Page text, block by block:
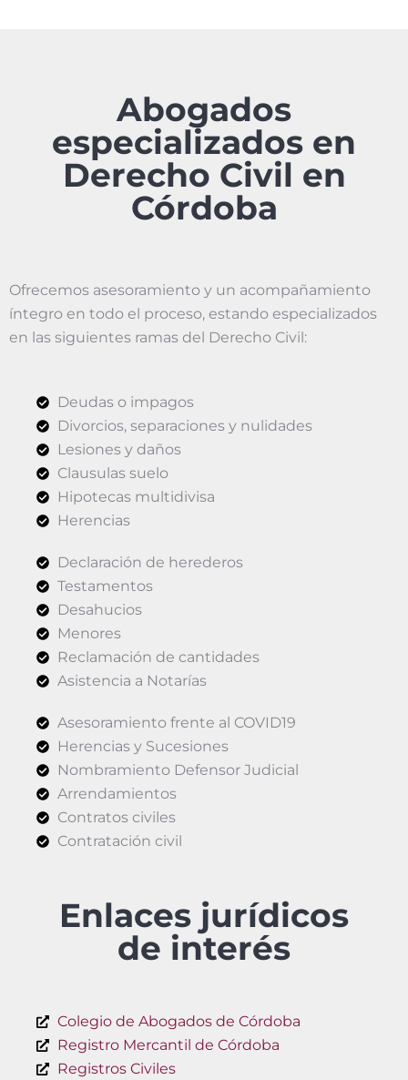
Abogados
especializados en
Derecho Civil en
Córdoba
Ofrecemos asesoramiento y un acompañamiento
íntegro en todo el proceso, estando especializados
en las siguientes ramas del Derecho Civil:
Deudas o impagos
Divorcios, separaciones y nulidades
Lesiones y daños
Clausulas suelo
Hipotecas multidivisa
Herencias
Declaración de herederos
Testamentos
Desahucios
Menores
Reclamación de cantidades
Asistencia a Notarías
Asesoramiento frente al COVID19
Herencias y Sucesiones
Nombramiento Defensor Judicial
Arrendamientos
Contratos civiles
Contratación civil
Enlaces jurídicos
de interés
Colegio de Abogados de Córdoba
Registro Mercantil de Córdoba
Registros Civiles